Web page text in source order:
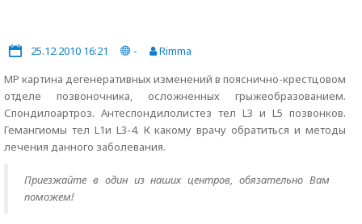
25.12.2010 16:21 -
Rimma
МР картина дегенеративных изменений в пояснично-крестцовом
отделе позвоночника, осложненных грыжеобразованием.
Спондилоартроз. Антеспондилолистез тел L3 и L5 позвонков.
Гемангиомы тел L1и L3-4. К какому врачу обратиться и методы
лечения данного заболевания.
Приезжайте в один из наших центров, обязательно Вам
поможем!